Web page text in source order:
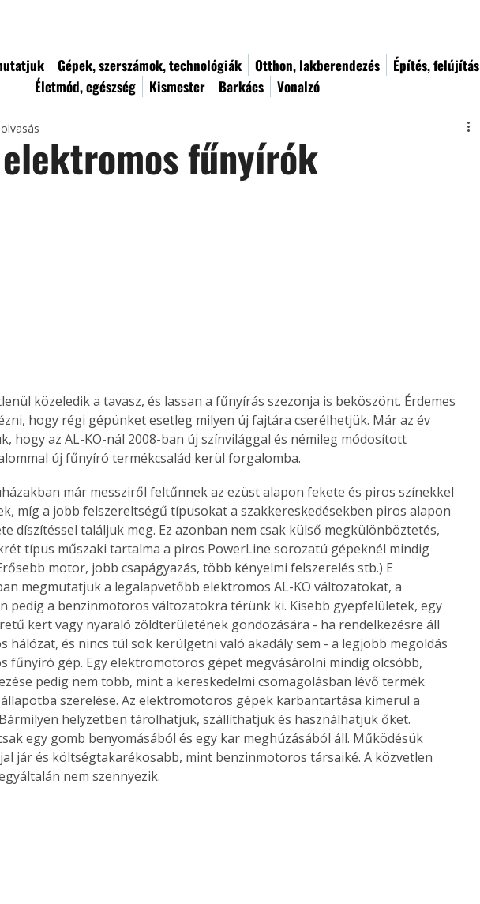
Gépek, szerszámok, technológiák Otthon, lakberendezés Építés, felújítás
Életmód, egészség
Kismester Barkács Vonalzó
elektromos fűnyírók
közeledik a tavasz, és lassan a fűnyírás szezonja is beköszönt. Érdemes
hogy régi gépünket esetleg milyen új fajtára cserélhetjük. Már az év
hogy az AL-KO-nál 2008-ban új színvilággal és némileg módosított
új fűnyíró termékcsalád kerül forgalomba.
már messziről feltűnnek az ezüst alapon fekete és piros színekkel
míg a jobb felszereltségű típusokat a szakkereskedésekben piros alapon
díszítéssel találjuk meg. Ez azonban nem csak külső megkülönböztetés,
típus műszaki tartalma a piros PowerLine sorozatú gépeknél mindig
motor, jobb csapágyazás, több kényelmi felszerelés stb.) E
megmutatjuk a legalapvetőbb elektromos AL-KO változatokat, a
pedig a benzinmotoros változatokra térünk ki. Kisebb gyepfelületek, egy
kert vagy nyaraló zöldterületének gondozására - ha rendelkezésre áll
hálózat, és nincs túl sok kerülgetni való akadály sem - a legjobb megoldás
fűnyíró gép. Egy elektromotoros gépet megvásárolni mindig olcsóbb,
pedig nem több, mint a kereskedelmi csomagolásban lévő termék
szerelése. Az elektromotoros gépek karbantartása kimerül a
helyzetben tárolhatjuk, szállíthatjuk és használhatjuk őket.
egy gomb benyomásából és egy kar meghúzásából áll. Működésük
jár és költségtakarékosabb, mint benzinmotoros társaiké. A közvetlen
nem szennyezik.